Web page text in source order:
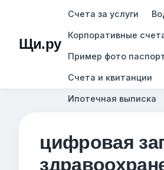
Щи.ру
Счета за услуги
Корпоративные
Пример фото
Счета и квитанции
Ипотечная выписка
цифровая